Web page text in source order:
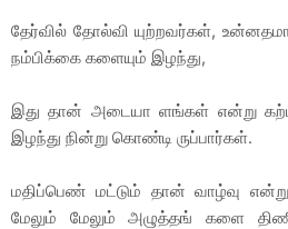
தேர்வில் தோல்வி யுற்றவர்கள்,
நம்பிக்கை களையும் இழந்து,
இது தான் அடையா ளங்கள் என்று
இழந்து நின்று கொண்டி ருப்பார்கள்.
மதிப்பெண் மட்டும் தான் வாழ்வு
மேலும் மேலும் அழுத்தங் களை